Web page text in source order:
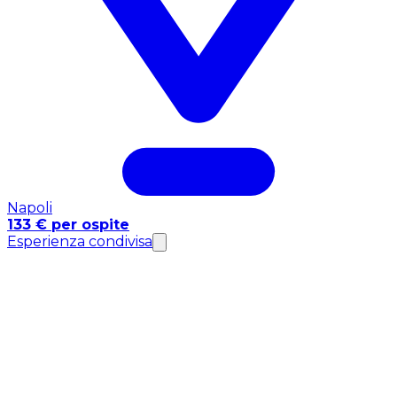
Napoli
133 € per ospite
Esperienza condivisa